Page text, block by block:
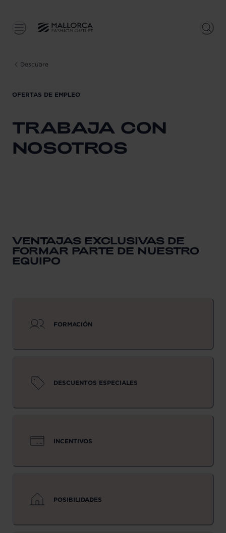
Descubre
OFERTAS DE EMPLEO
TRABAJA CON
NOSOTROS
VENTAJAS EXCLUSIVAS DE
FORMAR PARTE DE NUESTRO
EQUIPO
FORMACIÓN
DESCUENTOS ESPECIALES
INCENTIVOS
POSIBILIDADES